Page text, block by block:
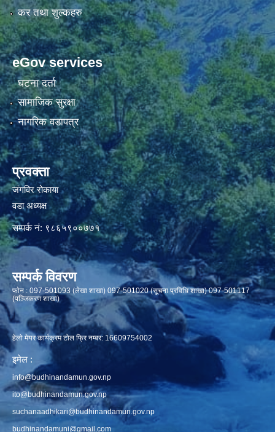
कर तथा शुल्कहरु
eGov services
घटना दर्ता
सामाजिक सुरक्षा
नागरिक वडापत्र
प्रवक्ता
जंगविर रोकाया
वडा अध्यक्ष
सम्पर्क नं: ९८६५९००७७१
सम्पर्क विवरण
फाेन : 097-501093 (लेखा शाखा) 097-501020 (सूचना प्रविधि शाखा) 097-501117
(पञ्जिकरण शाखा)
हेलो मेयर कार्यक्रम टोल फ्रि नम्बर: 16609754002
इमेल :
info@budhinandamun.gov.np
ito@budhinandamun.gov.np
suchanaadhikari@budhinandamun.gov.np
budhinandamuni@gmail.com